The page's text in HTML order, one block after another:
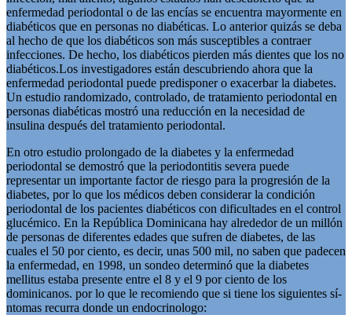
enfermedad periodontal o de las encí­as se encuentra mayormente en
diabéticos que en personas no diabéticas. Lo anterior quizás se deba
al hecho de que los diabéticos son más susceptibles a contraer
infecciones. De hecho, los diabéticos pierden más dientes que los no
diabéticos.Los investigadores están descubriendo ahora que la
enfermedad periodontal puede predisponer o exacerbar la diabetes.
Un estudio randomizado, controlado, de tratamiento periodontal en
personas diabéticas mostró una reducción en la necesidad de
insulina después del tratamiento periodontal.
En otro estudio prolongado de la diabetes y la enfermedad
periodontal se demostró que la periodontitis severa puede
representar un importante factor de riesgo para la progresión de la
diabetes, por lo que los médicos deben considerar la condición
periodontal de los pacientes diabéticos con dificultades en el control
glucémico. En la República Dominicana hay alrededor de un millón
de personas de diferentes edades que sufren de diabetes, de las
cuales el 50 por ciento, es decir, unas 500 mil, no saben que padecen
la enfermedad, en 1998, un sondeo determinó que la diabetes
mellitus estaba presente entre el 8 y el 9 por ciento de los
dominicanos. por lo que le recomiendo que si tiene los siguientes sí­
ntomas recurra donde un endocrinologo: